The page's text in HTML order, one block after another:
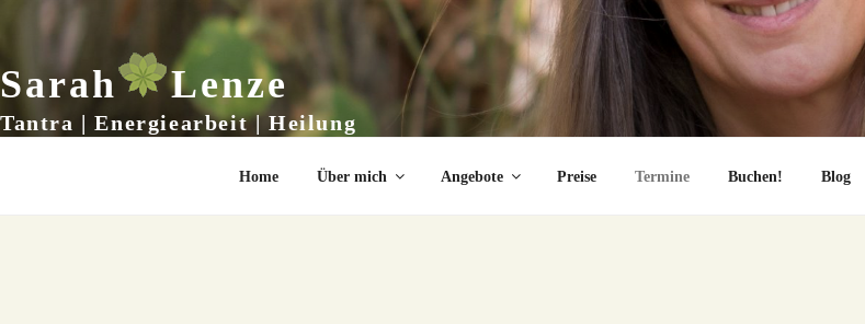
Sarah Lenze
Tantra | Energiearbeit | Heilung
Home Über mich Angebote Preise Termine Buchen! Blog